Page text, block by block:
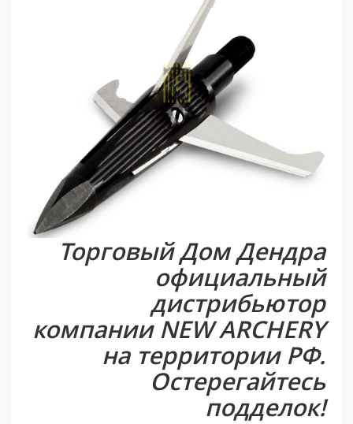
Торговый Дом Дендра
официальный
дистрибьютор
компании NEW ARCHERY
на территории РФ.
Остерегайтесь
подделок!